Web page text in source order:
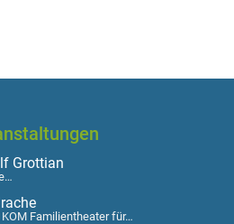
Grottian
KOM Familientheater für…